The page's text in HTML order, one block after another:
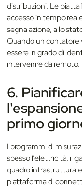
distribuzioni. Le
accesso in tempo
segnalazione, allo
Quando un contatore
essere in grado di
intervenire da remoto.
6.
primo
I programmi di
spesso l'elettricità, il
quadro
piattaforma di